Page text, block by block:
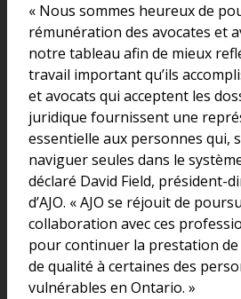
« Nous sommes heureux de
rémunération des avocates et
notre tableau afin de mieux
travail important qu’ils
et avocats qui acceptent les
juridique fournissent une
essentielle aux personnes qui,
naviguer seules dans le
déclaré David Field, président-
d’AJO. « AJO se réjouit de
collaboration avec ces
pour continuer la prestation de
de qualité à certaines des
vulnérables en Ontario. »